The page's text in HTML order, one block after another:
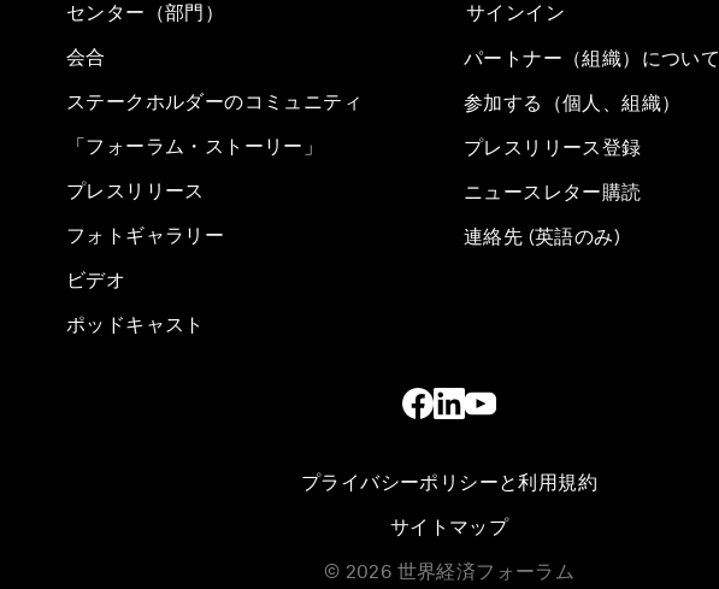
センター（部門）
会合
ステークホルダーのコミュニティ
「フォーラム・ストーリー」
プレスリリース
フォトギャラリー
ビデオ
ポッドキャスト
サインイン
パートナー（組織）について
参加する（個人、組織）
プレスリリース登録
ニュースレター購読
連絡先 (英語のみ)
プライバシーポリシーと利用規約
サイトマップ
© 2026 世界経済フォーラム